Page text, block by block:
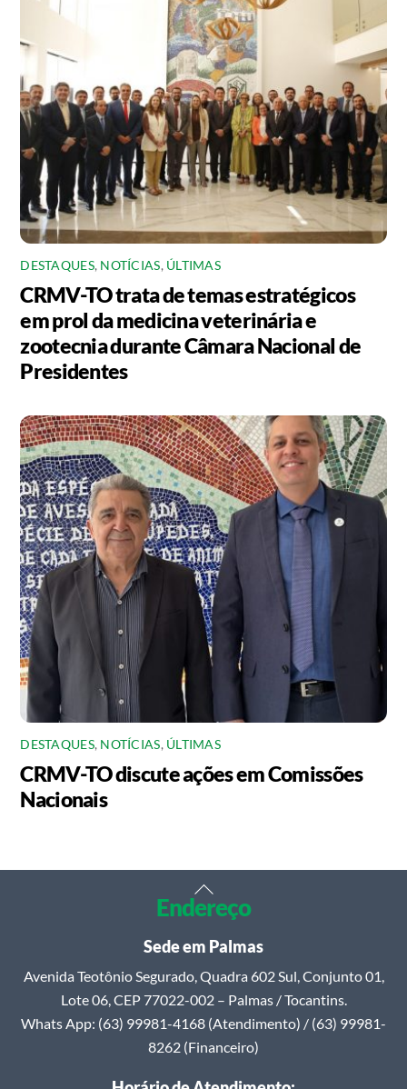
DESTAQUES, NOTÍCIAS, ÚLTIMAS
CRMV-TO trata de temas estratégicos
em prol da medicina veterinária e
zootecnia durante Câmara Nacional de
Presidentes
DESTAQUES, NOTÍCIAS, ÚLTIMAS
CRMV-TO discute ações em Comissões
Nacionais
Back
To
Top
Endereço
Sede em Palmas
Avenida Teotônio Segurado, Quadra 602 Sul, Conjunto 01,
Lote 06, CEP 77022-002 – Palmas / Tocantins.
Whats App: (63) 99981-4168 (Atendimento) / (63) 99981-
8262 (Financeiro)